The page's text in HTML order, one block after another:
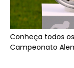
Conheça todos
Campeonato